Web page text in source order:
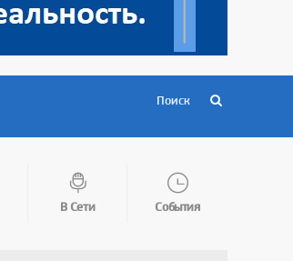
В Сети События